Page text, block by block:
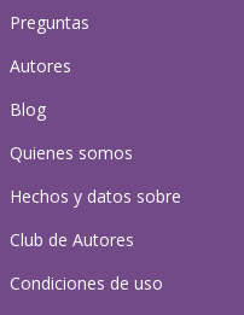
Preguntas
Autores
Blog
Quienes somos
Hechos y datos sobre
Club de Autores
Condiciones de uso